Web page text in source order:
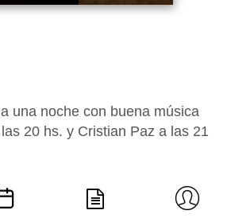
una noche con buena música
20 hs. y Cristian Paz a las 21